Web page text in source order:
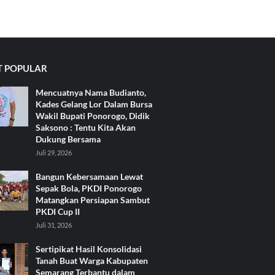
POPULAR
Mencuatnya Nama Budianto,
Kades Gelang Lor Dalam Bursa
Wakil Bupati Ponorogo, Didik
Saksono : Tentu Kita Akan
Dukung Bersama
Juli 29, 2026
Bangun Kebersamaan Lewat
Sepak Bola, PKDI Ponorogo
Matangkan Persiapan Sambut
PKDI Cup II
Juli 31, 2026
Sertipikat Hasil Konsolidasi
Tanah Buat Warga Kabupaten
Semarang Terbantu dalam